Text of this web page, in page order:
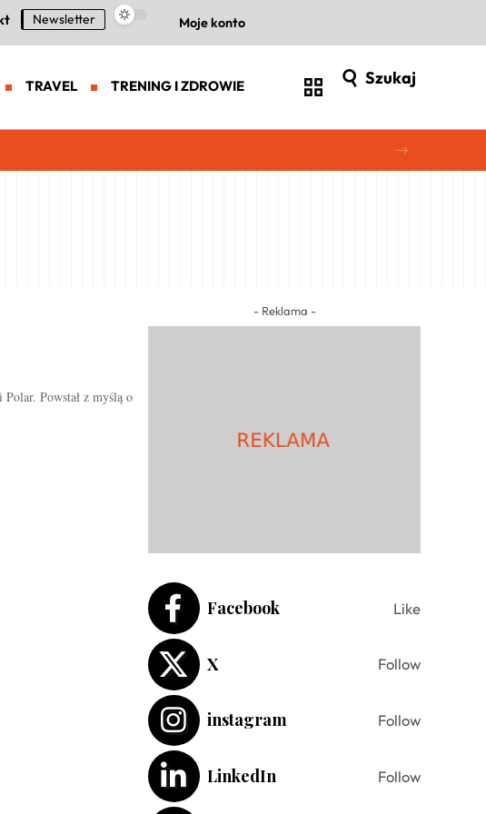
Newsletter Moje konto
TRAVEL TRENING I ZDROWIE Szukaj
Powstał z myślą o
- Reklama -
Facebook Like
X Follow
instagram Follow
LinkedIn Follow